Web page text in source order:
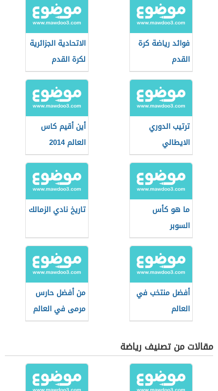
فوائد رياضة كرة
القدم
الاتحادية الجزائرية
لكرة القدم
ترتيب الدوري
الايطالي
أين أقيم كاس
العالم 2014
ما هو كأس
السوبر
تاريخ نادي الزمالك
أفضل منتخب في
العالم
من أفضل حارس
مرمى في العالم
مقالات من تصنيف رياضة